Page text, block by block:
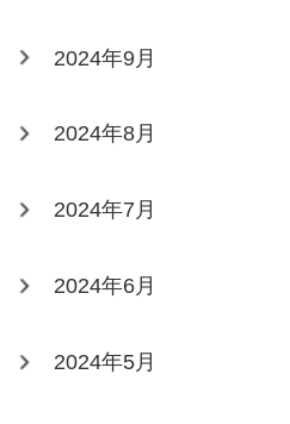
2024年9月
2024年8月
2024年7月
2024年6月
2024年5月